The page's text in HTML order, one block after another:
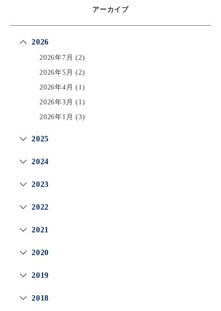
アーカイブ
2026
2026年7月 (2)
2026年5月 (2)
2026年4月 (1)
2026年3月 (1)
2026年1月 (3)
2025
2024
2023
2022
2021
2020
2019
2018